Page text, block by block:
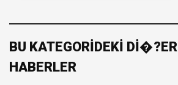
BU KATEGORİDEKİ Dİ�?ER
HABERLER